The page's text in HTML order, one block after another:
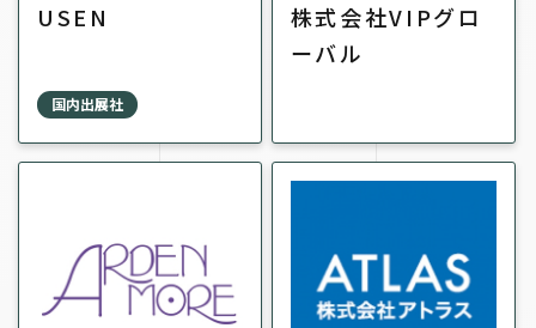
USEN
国内出展社
株式会社VIPグロ
ーバル